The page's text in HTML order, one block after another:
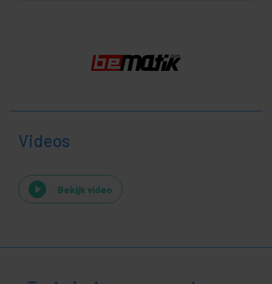
Videos
Bekijk video